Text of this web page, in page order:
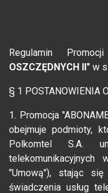
Regulamin
OSZCZĘDNYCH II" w
§ 1 POSTANOWIENIA
1. Promocja
obejmuje podmioty,
Polkomtel S.A.
"Umową"), stając
świadczenia usług